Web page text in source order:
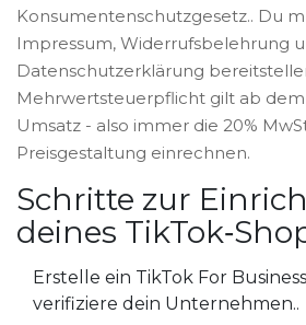
Konsumentenschutzgesetz.. Du
Impressum, Widerrufsbelehrung
Datenschutzerklärung
Mehrwertsteuerpflicht gilt ab
Umsatz - also immer die 20%
Preisgestaltung einrechnen.
Schritte zur
deines
Erstelle ein TikTok For Business
verifiziere dein Unternehmen..